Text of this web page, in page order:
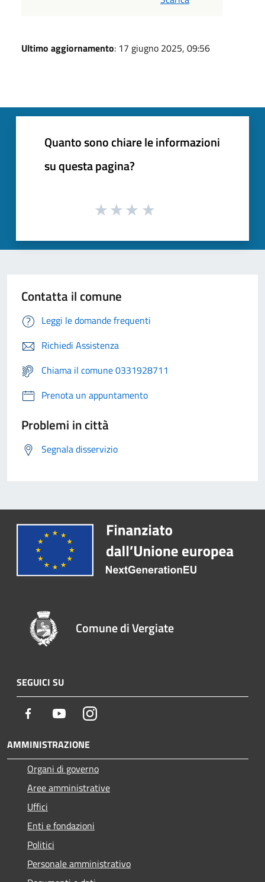
Ultimo aggiornamento: 17 giugno 2025, 09:56
Quanto sono chiare le informazioni
su questa pagina?
Contatta il comune
Leggi le domande frequenti
Richiedi Assistenza
Chiama il comune 0331928711
Prenota un appuntamento
Problemi in città
Segnala disservizio
Comune di Vergiate
SEGUICI SU
Facebook YoutubeInstagram
AMMINISTRAZIONE
Organi di governo
Aree amministrative
Uffici
Enti e fondazioni
Politici
Personale amministrativo